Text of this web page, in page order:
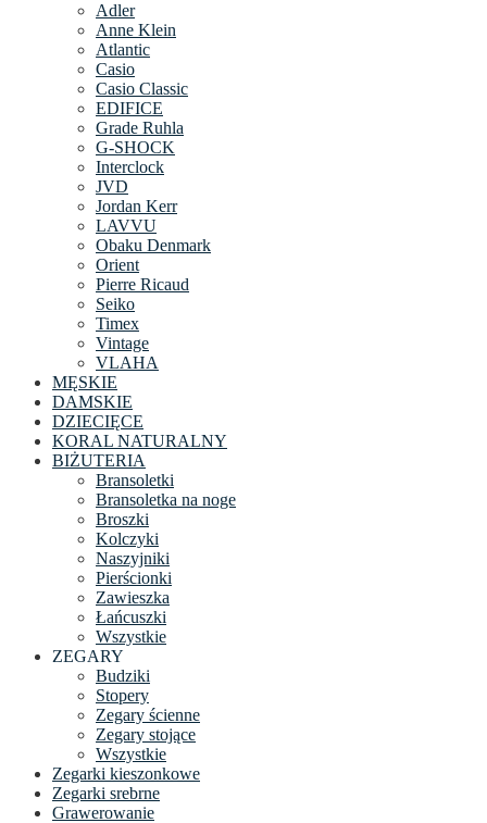
Adler
Anne Klein
Atlantic
Casio
Casio Classic
EDIFICE
Grade Ruhla
G-SHOCK
Interclock
JVD
Jordan Kerr
LAVVU
Obaku Denmark
Orient
Pierre Ricaud
Seiko
Timex
Vintage
VLAHA
MĘSKIE
DAMSKIE
DZIECIĘCE
KORAL NATURALNY
BIŻUTERIA
Bransoletki
Bransoletka na noge
Broszki
Kolczyki
Naszyjniki
Pierścionki
Zawieszka
Łańcuszki
Wszystkie
ZEGARY
Budziki
Stopery
Zegary ścienne
Zegary stojące
Wszystkie
Zegarki kieszonkowe
Zegarki srebrne
Grawerowanie